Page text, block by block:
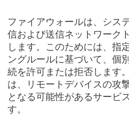
ファイアウォールは、シス
信および送信ネットワーク
します。このためには、指
ングルールに基づいて、個
続を許可または拒否します
は、リモートデバイスの攻
となる可能性があるサービ
す。